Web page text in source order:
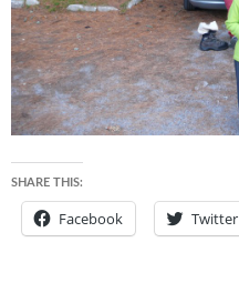
SHARE THIS:
Facebook Twitter